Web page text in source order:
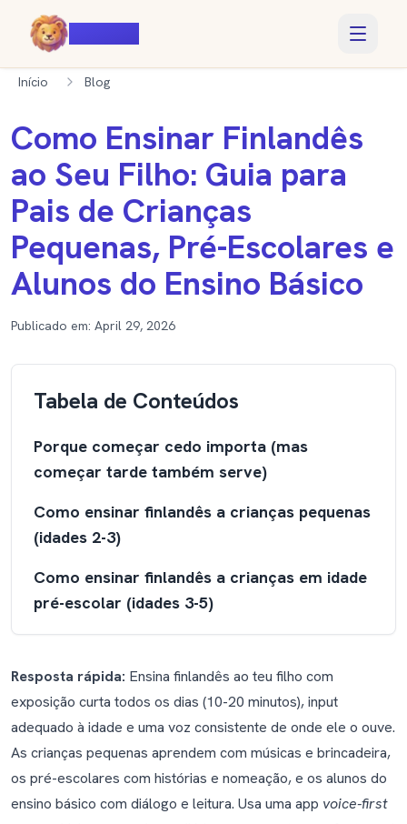
Início Blog
Como Ensinar Finlandês
ao Seu Filho: Guia para
Pais de Crianças
Pequenas, Pré-Escolares e
Alunos do Ensino Básico
Publicado em: April 29, 2026
Tabela de Conteúdos
Porque começar cedo importa (mas
começar tarde também serve)
Como ensinar finlandês a crianças pequenas
(idades 2-3)
Como ensinar finlandês a crianças em idade
pré-escolar (idades 3-5)
básico (idades 5-10)
Como ensinar finlandês como família
Porque o finlandês é um caso especial (e
porque o seu filho não vai notar)
A Finlândia é bilingue: uma nota sobre o
Resposta rápida: Ensina finlandês ao teu filho com
exposição curta todos os dias (10-20 minutos), input
adequado à idade e uma voz consistente de onde ele o ouve.
As crianças pequenas aprendem com músicas e brincadeira,
os pré-escolares com histórias e nomeação, e os alunos do
ensino básico com diálogo e leitura. Usa uma app voice-first